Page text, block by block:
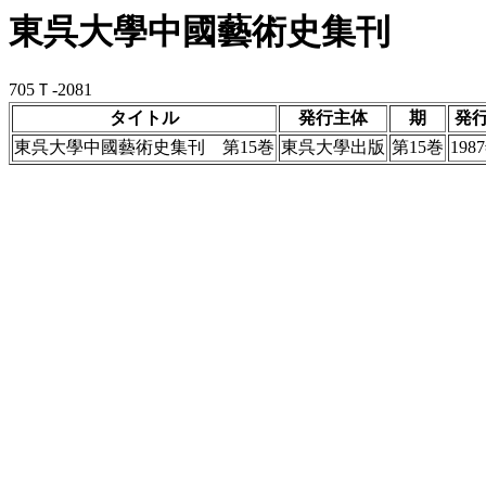
東呉大學中國藝術史集刊
705Ｔ-2081
タイトル
発行主体 期
発
東呉大學中國藝術史集刊 第15巻 東呉大學出版 第15巻